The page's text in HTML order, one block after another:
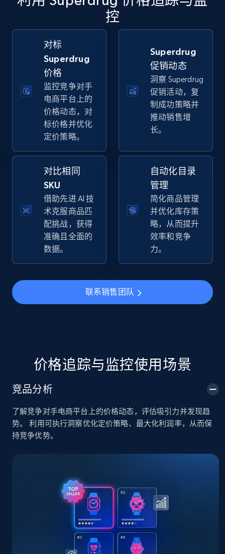
Specifications, Image urls, Top reviews, and
5.6K+ 立即开始
Walmart - products - Collects products by
specific keywords
URL, Final price, Sku, Currency, Gtin,
Specifications, Image urls, Top reviews, and
5.6K+ 立即开始
Walmart - products - Discover products by
using sku numbers
URL, Final price, Sku, Currency, Gtin,
Specifications, Image urls, Top reviews, and
URL, Title, Available, Description, Currency, Initial
TikTok Shop - category
price, Final price, Discount percent, and more.
667+ 立即开始
控
对标
Superdrug
价格
监控竞争对手
电商平台上的
价格动态，对
标价格并优化
定价策略。
Superdrug
促销动态
洞察 Superdrug
促销活动，复
制成功策略并
推动销售增
长。
对比相同
SKU
借助先进 AI 技
术克服商品匹
配挑战，获得
准确且全面的
数据。
自动化目录
管理
简化商品管理
并优化库存策
略，从而提升
效率和竞争
力。
联系销售团队
价格追踪与监控使用场景
竞品分析
了解竞争对手电商平台上的价格动态，评估吸引力并发现趋
势。 利用可执行洞察优化定价策略、最大化利润率，从而保
持竞争优势。